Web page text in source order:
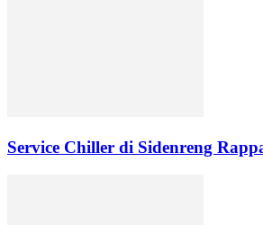
Service Chiller di Sidenreng